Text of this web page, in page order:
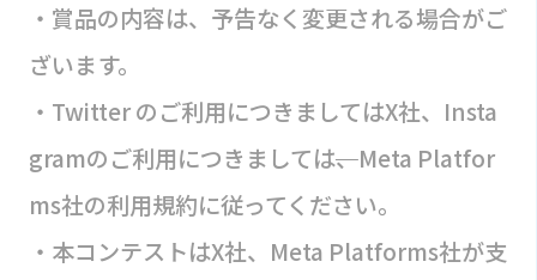
・賞品の内容は、予告なく変更される場合がご
ざいます。
・Twitter のご利用につきましてはX社、Insta
gramのご利用につきましては、Meta Platfor
ms社の利用規約に従ってください。
・本コンテストはX社、Meta Platforms社が支